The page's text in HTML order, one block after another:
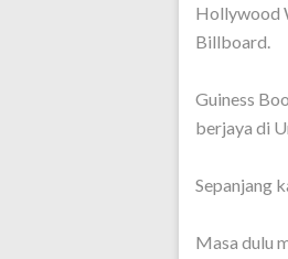
Hollywood
Billboard.
Guiness
berjaya di
Sepanjang
Masa dulu